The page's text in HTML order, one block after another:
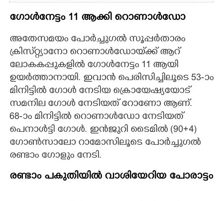
ഗോൾനേട്ടം 11 ആക്കി റൊണാൾഡോ
അതേസമയം പോർച്ചുഗൽ സൂപ്പർതാരം
ക്രിസ്‌റ്റ്യാനോ റൊണാൾഡോയ്‌ക്ക് ആറ്
ലോകകപ്പുകളിൽ ഗോൾനേട്ടം 11 ആയി
ഉയർത്താനായി. ഇവാൻ പെരിസിച്ചിലൂടെ 53-ാം
മിനിട്ടിൽ ഗോൾ നേടിയ ക്രൊയേഷ്യയോട്
സമനില ഗോൾ നേടിയത് റോണോ ആണ്.
68-ാം മിനിട്ടിൽ റൊണാൾഡോ നേടിയത്
പെനാൾട്ടി ഗോൾ. ഇൻജുറി ടൈമിൽ (90+4)
ഗോൺസാലോ റാമോസിലൂടെ പോർച്ചുഗൽ
രണ്ടാം ഗോളും നേടി.
രണ്ടാം പകുതിയിൽ വാശിയേറിയ പോരാട്ടം